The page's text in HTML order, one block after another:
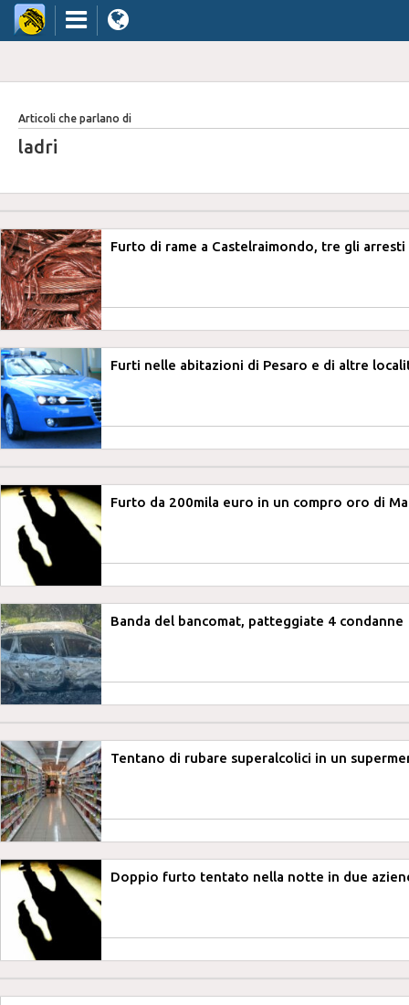
Articoli che parlano di
ladri
Furto di rame a Castelraimondo, tre gli arresti
Furti nelle abitazioni di Pesaro e di altre
Furto da 200mila euro in un compro oro di
Banda del bancomat, patteggiate 4 condanne
Tentano di rubare superalcolici in un
Doppio furto tentato nella notte in due